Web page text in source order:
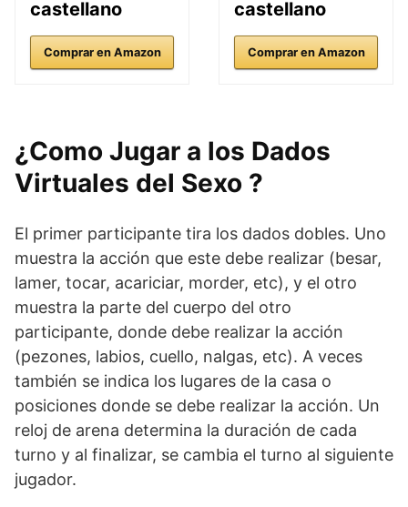
castellano
Comprar en Amazon
castellano
Comprar en Amazon
¿Como Jugar a los Dados
Virtuales del Sexo ?
El primer participante tira los dados dobles. Uno
muestra la acción que este debe realizar (besar,
lamer, tocar, acariciar, morder, etc), y el otro
muestra la parte del cuerpo del otro
participante, donde debe realizar la acción
(pezones, labios, cuello, nalgas, etc). A veces
también se indica los lugares de la casa o
posiciones donde se debe realizar la acción. Un
reloj de arena determina la duración de cada
turno y al finalizar, se cambia el turno al siguiente
jugador.